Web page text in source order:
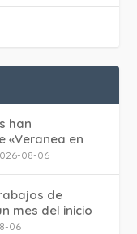
han
«Veranea en
08-06
de
mes del inicio
06